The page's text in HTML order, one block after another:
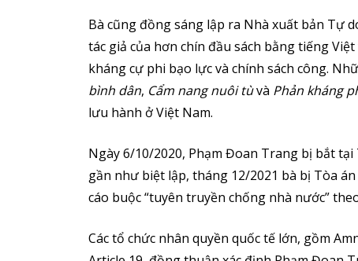
Bà cũng đồng sáng lập ra Nhà xuất bản Tự
tác giả của hơn chín đầu sách bằng tiếng
kháng cự phi bạo lực và chính sách công.
bình dân, Cẩm nang nuôi tùvà Phản kháng
lưu hành ở Việt Nam.
Ngày 6/10/2020, Phạm Đoan Trang bị bắt
gần như biệt lập, tháng 12/2021 bà bị Tòa
cáo buộc “tuyên truyền chống nhà nước”
Các tổ chức nhân quyền quốc tế lớn, gồm